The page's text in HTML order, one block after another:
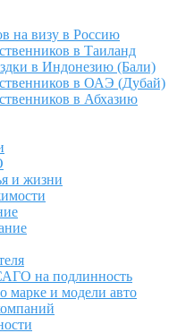
на визу в Россию
в Таиланд
в Индонезию (Бали)
в ОАЭ (Дубай)
в Абхазию
и жизни
на подлинность
и модели авто